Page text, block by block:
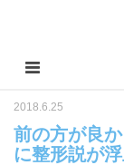
2018.6.25
前の方が良
に整形説が